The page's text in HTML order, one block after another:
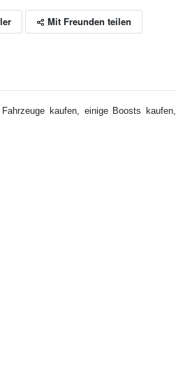
Mit Freunden teilen
kaufen, einige Boosts kaufen,